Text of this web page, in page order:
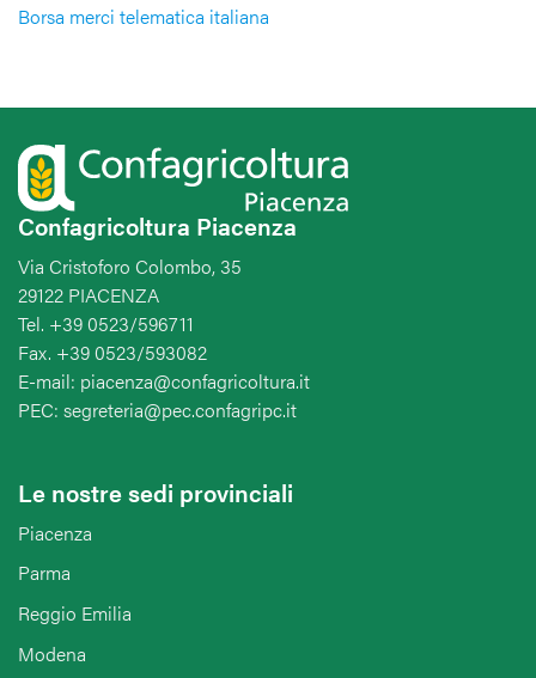
Borsa merci telematica italiana
Confagricoltura Piacenza
Via Cristoforo Colombo, 35
29122 PIACENZA
Tel. +39 0523/596711
Fax. +39 0523/593082
E-mail: piacenza@confagricoltura.it
PEC: segreteria@pec.confagripc.it
Le nostre sedi provinciali
Piacenza
Parma
Reggio Emilia
Modena